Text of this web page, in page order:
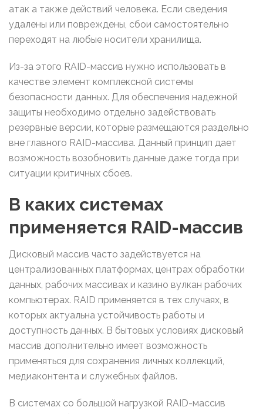
атак а также действий человека. Если сведения
удалены или повреждены, сбои самостоятельно
переходят на любые носители хранилища.
Из-за этого RAID-массив нужно использовать в
качестве элемент комплексной системы
безопасности данных. Для обеспечения надежной
защиты необходимо отдельно задействовать
резервные версии, которые размещаются раздельно
вне главного RAID-массива. Данный принцип дает
возможность возобновить данные даже тогда при
ситуации критичных сбоев.
В каких системах
применяется RAID-массив
Дисковый массив часто задействуется на
централизованных платформах, центрах обработки
данных, рабочих массивах и казино вулкан рабочих
компьютерах. RAID применяется в тех случаях, в
которых актуальна устойчивость работы и
доступность данных. В бытовых условиях дисковый
массив дополнительно имеет возможность
применяться для сохранения личных коллекций,
медиаконтента и служебных файлов.
В системах со большой нагрузкой RAID-массив